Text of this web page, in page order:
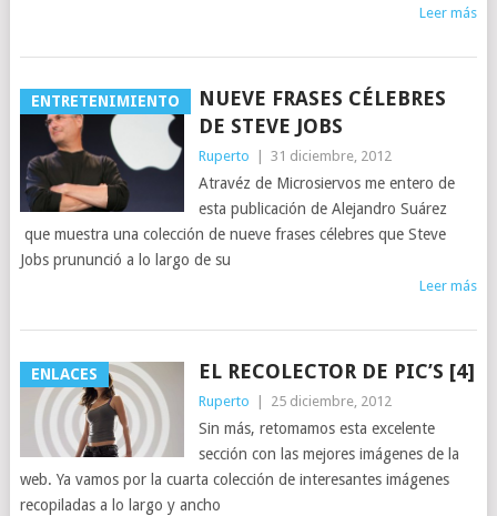
Leer más
ENTRETENIMIENTO
NUEVE FRASES CÉLEBRES
DE STEVE JOBS
Ruperto 31 diciembre, 2012
Atravéz de Microsiervos me entero de
esta publicación de Alejandro Suárez
que muestra una colección de nueve frases célebres que Steve
Jobs prununció a lo largo de su
Leer más
ENLACES EL RECOLECTOR DE PIC’S [4]
Ruperto 25 diciembre, 2012
Sin más, retomamos esta excelente
sección con las mejores imágenes de la
web. Ya vamos por la cuarta colección de interesantes imágenes
recopiladas a lo largo y ancho